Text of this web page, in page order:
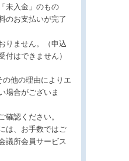
未入金」のもの
のお支払いが完了
りません。（申込
付はできません）
他の理由によりエ
場合がございま
認ください。
は、お手数ではご
議所会員サービス